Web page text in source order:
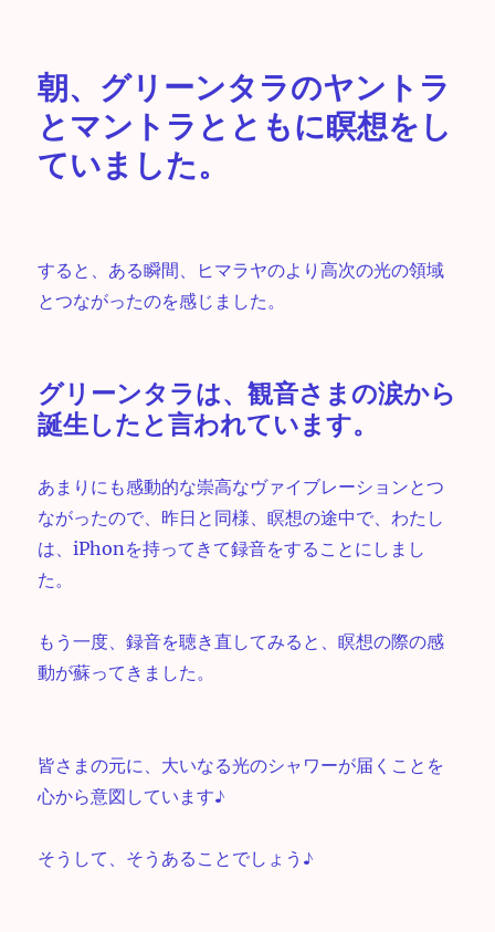
朝、グリーンタラのヤントラ
とマントラとともに瞑想をし
ていました。
すると、ある瞬間、ヒマラヤのより高次の光の領域
とつながったのを感じました。
グリーンタラは、観音さまの涙から
誕生したと言われています。
あまりにも感動的な崇高なヴァイブレーションとつ
ながったので、昨日と同様、瞑想の途中で、わたし
は、iPhonを持ってきて録音をすることにしまし
た。
もう一度、録音を聴き直してみると、瞑想の際の感
動が蘇ってきました。
皆さまの元に、大いなる光のシャワーが届くことを
心から意図しています♪
そうして、そうあることでしょう♪